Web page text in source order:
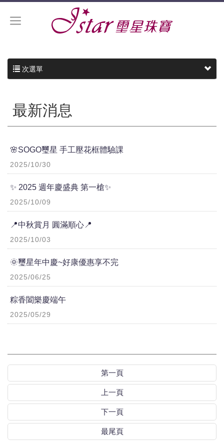
次選單
最新消息
🌸SOGO璽星 手工壓花框體驗課
2025/10/30
✨ 2025 週年慶盛典 第一槍✨
2025/10/09
📍中秋賞月 圓滿順心📍
2025/10/03
🌞璽星年中慶~好康優惠享不完
2025/06/25
粽香闔樂慶端午
2025/05/29
第一頁
上一頁
下一頁
最尾頁